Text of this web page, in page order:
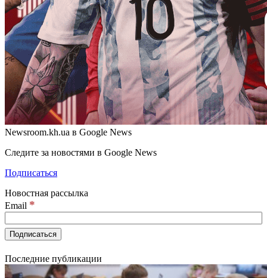
Newsroom.kh.ua в Google News
Следите за новостями в Google News
Подписаться
Новостная рассылка
Email *
Последние публикации